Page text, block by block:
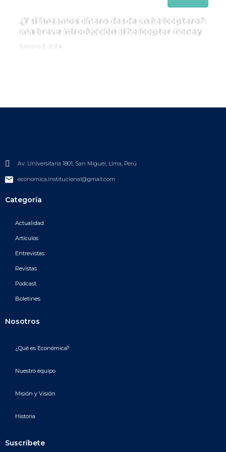
¿Y si lanzamos dinero desde un helicóptero?:
una breve introducción al helicopter money
Av. Universitaria 1801, San Miguel, Lima, Perú
economica.institucional@gmail.com
Categoría
Actualidad
Artículos
Entrevistas
Revistas
Podcast
Boletines
Nosotros
¿Qué es Económica?
Nuestro equipo
Misión y Visión
Historia
Suscríbete